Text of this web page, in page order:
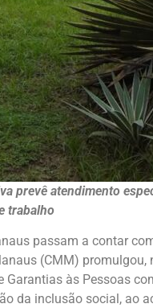
prevê atendimento
trabalho
passam a contar
(CMM) promulgou,
às Pessoas
da inclusão social, ao